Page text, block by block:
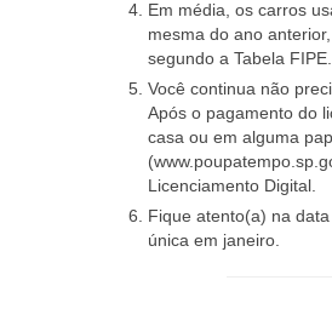
Em média, os carros
mesma do ano
segundo a Tabela FIPE.
Você continua não
Após o pagamento do
casa ou em alguma
Licenciamento Digital.
Fique atento(a) na
única em janeiro.